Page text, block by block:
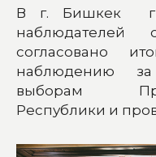
В г. Бишкек
согласовано
наблюдению за
выборам
Республики и